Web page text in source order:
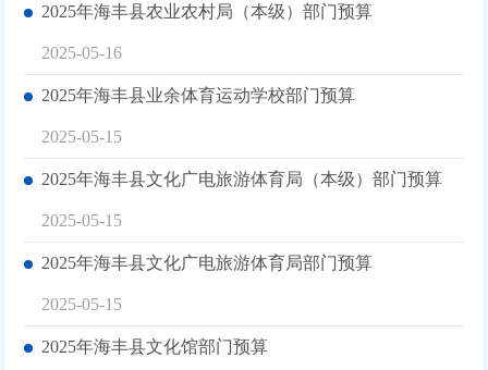
2025年海丰县农业农村局（本级）部门预算
2025-05-16
2025年海丰县业余体育运动学校部门预算
2025-05-15
2025年海丰县文化广电旅游体育局（本级）部门预算
2025-05-15
2025年海丰县文化广电旅游体育局部门预算
2025-05-15
2025年海丰县文化馆部门预算